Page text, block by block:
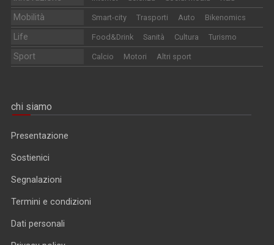
Mobilità Smart-city Trasporti Auto Bikenomics
Life Food&Drink Sanità Cultura Turismo
Sport Calcio Motori Altri sport
chi siamo
Presentazione
Sostienici
Segnalazioni
Termini e condizioni
Dati personali